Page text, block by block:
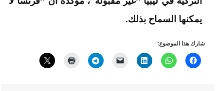
يمكنها السماح بذلك.
شارك هذا الموضوع: